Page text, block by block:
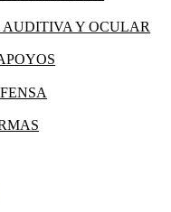
AUDITIVA Y OCULAR